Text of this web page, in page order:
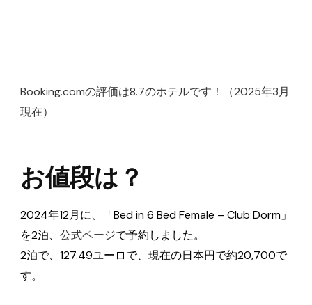
Booking.comの評価は8.7のホテルです！（2025年3月
現在）
お値段は？
2024年12月に、「Bed in 6 Bed Female – Club Dorm」
を2泊、 公式ページで予約しました。
2泊で、127.49ユーロで、現在の日本円で約20,700で
す。